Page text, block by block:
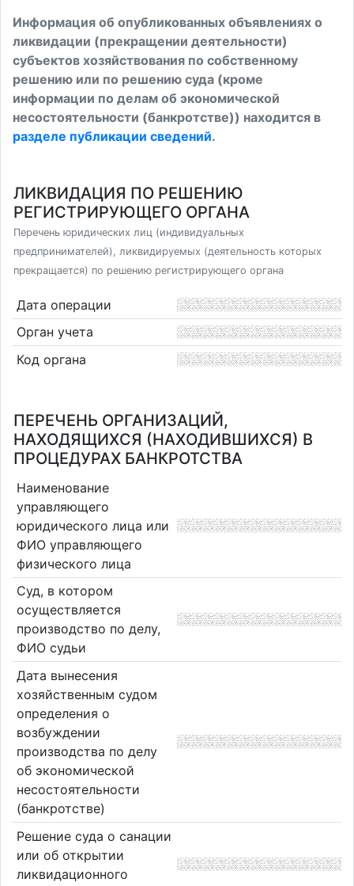
Информация об опубликованных объявлениях о
ликвидации (прекращении деятельности)
субъектов хозяйствования по собственному
решению или по решению суда (кроме
информации по делам об экономической
несостоятельности (банкротстве)) находится в
разделе публикации сведений.
ЛИКВИДАЦИЯ ПО РЕШЕНИЮ
РЕГИСТРИРУЮЩЕГО ОРГАНА
Перечень юридических лиц (индивидуальных
предпринимателей), ликвидируемых (деятельность которых
прекращается) по решению регистрирующего органа
Дата операции
Орган учета
Код органа
ПЕРЕЧЕНЬ ОРГАНИЗАЦИЙ,
НАХОДЯЩИХСЯ (НАХОДИВШИХСЯ) В
ПРОЦЕДУРАХ БАНКРОТСТВА
Наименование
управляющего
юридического лица или
ФИО управляющего
физического лица
Суд, в котором
осуществляется
производство по делу,
ФИО судьи
Дата вынесения
хозяйственным судом
определения о
возбуждении
производства по делу
об экономической
несостоятельности
(банкротстве)
Решение суда о санации
или об открытии
ликвидационного